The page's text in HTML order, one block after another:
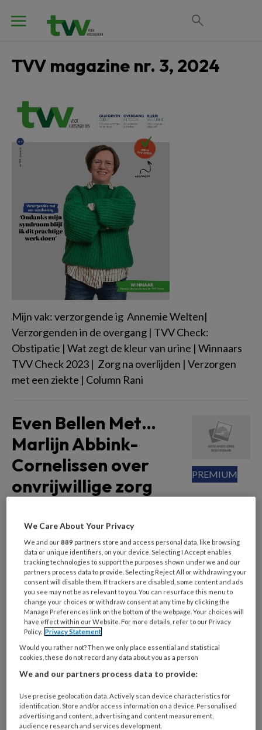
TVV magazine nr. 3, 2024
Mijn vak: verzorgende ig Annemie Welten|
Verzorgenden in de overgang | TVV Check:
Obstipatie | Wat zegt de kleur van urine | Winnaars
TVV Check 2023 | Zorg na overlijden | Verzorgen
met een ziekte | Column Rani
Even Bellen Met…
Marlijn Abbink-
Cornelissen over
onvrijwillige zorg
Wet zorg en dwang, met verhalen van verzorgenden
over onvrijwillige zorg. Directeur Marlijn Abbink-
Cornelissen geeft toelichting.
Column Inge | Roosje
Vijf jaar is een lange tijd om voor
iemand te mogen zorgen. Toen je bij ons kwam
wonen werd direct duidelijk hoe bijzonder je was. De
je make-up en sieraden. En uiteraard je zwarte
handtas, altijd in de buurt.
We Care About Your Privacy
We and our889 partners store and access personal data, like browsing
data or unique identifiers, on your device. Selecting I Accept enables
tracking technologies to support the purposes shown under we and our
partners process data to provide. Selecting Reject All or withdrawing your
consent will disable them. If trackers are disabled, some content and ads
you see may not be as relevant to you. You can resurface this menu to
change your choices or withdraw consent at any time by clicking the
Manage Preferences link on the bottom of the webpage. Your choices will
have effect within our Website. For more details, refer to our Privacy
Policy. Privacy Statement
Would you rather not? Then we only place essential and statistical
cookies, these do not record any data about you as a person
We and our partners process data to provide:
Use precise geolocation data. Actively scan device characteristics for
identification. Store and/or access information on a device. Personalised
advertising and content, advertising and content measurement,
audience research and services development.